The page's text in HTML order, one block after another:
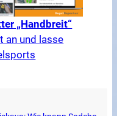
„Handbreit“
an und lasse